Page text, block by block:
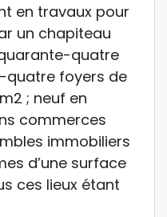
en travaux pour
un chapiteau
quatre
quatre foyers de
; neuf en
commerces
immobiliers
d’une surface
ces lieux étant